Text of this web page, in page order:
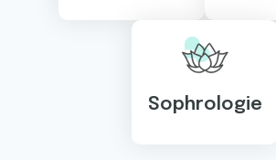
Sophrologie